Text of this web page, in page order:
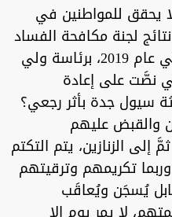
يحقق للمواطنين في
لجنة مكافحة الفساد
العليا التي تأسست بأمر ملكي عام 2019، برئاسة ولي
نصَّت على إعادة
سيول جدة بأثر رجعي؟
والقبض عليهم
الزنازين، يتم التكتم
تكريمهم وترقيتهم
يُسجَن ويُعاقَب